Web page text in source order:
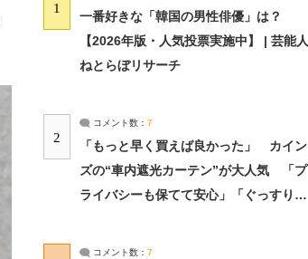
1
一番好きな「韓国の男性俳優」は？
【2026年版・人気投票実施中】 | 芸能人
ねとらぼリサーチ
2
コメント数： 7
「もっと早く買えば良かった」 カイン
ズの“車内遮光カーテン”が大人気 「プ
ライバシーも保てて安心」「ぐっすり眠
コメント数： 7